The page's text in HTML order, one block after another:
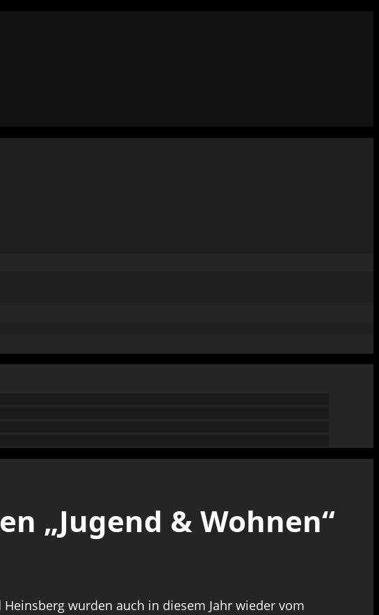
„Jugend & Wohnen“
wurden auch in diesem Jahr wieder vom